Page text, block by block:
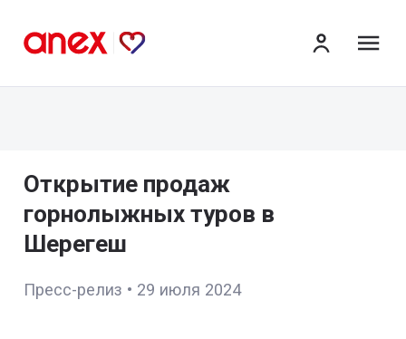
Открытие продаж
горнолыжных туров в
Шерегеш
Пресс-релиз • 29 июля 2024